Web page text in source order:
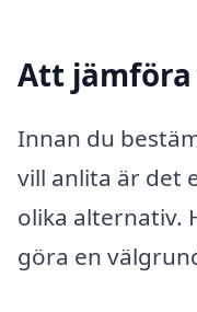
Att
Innan du
vill anlita är det
olika alternativ.
göra en